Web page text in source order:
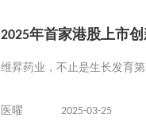
2025年首家港股上市
维昇药业，不止是生长发育
医曜 2025-03-25